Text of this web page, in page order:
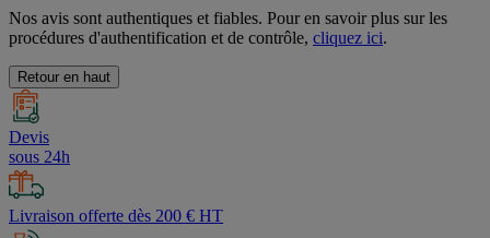
Nos avis sont authentiques et fiables. Pour en savoir plus sur les
procédures d'authentification et de contrôle, cliquez ici.
Retour en haut
Devis
sous 24h
Livraison offerte dès 200 € HT